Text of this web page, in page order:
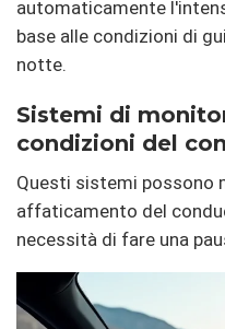
automaticamente
base alle condizioni di
notte.
Sistemi di
condizioni del
Questi sistemi possono
affaticamento del
necessità di fare una